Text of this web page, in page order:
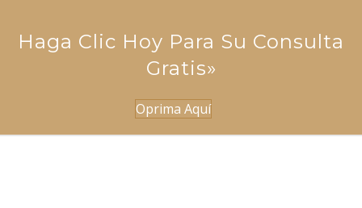
Haga Clic Hoy Para Su Consulta
Gratis»
Oprima Aquí